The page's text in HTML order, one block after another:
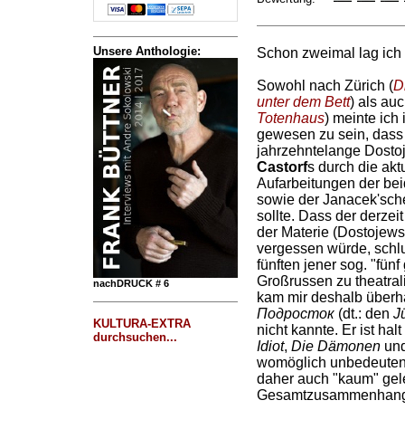
Unsere Anthologie:
nachDRUCK # 6
KULTURA-EXTRA
durchsuchen...
Schon zweimal lag
Sowohl nach Zürich (
unter dem Bett) als
Totenhaus) meinte ich
gewesen zu sein,
jahrzehntelange
Castorfs durch die
Aufarbeitungen der
sowie der
sollte. Dass der
der Materie
vergessen würde,
fünften jener sog.
Großrussen zu
kam mir deshalb
Подросток(dt.: den
nicht kannte. Er ist
Idiot, Die Dämonen
womöglich
daher auch "kaum"